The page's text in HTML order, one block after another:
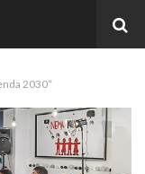
2030“